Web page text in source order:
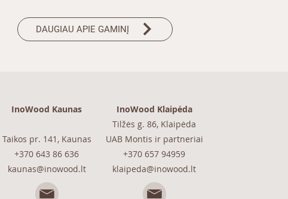
DAUGIAU APIE GAMINĮ
InoWood Kaunas
Taikos pr. 141, Kaunas
+370 643 86 636
kaunas@inowood.lt
InoWood Klaipėda
Tilžės g. 86, Klaipėda
UAB Montis ir partneriai
+370 657 94959
klaipeda@inowood.lt